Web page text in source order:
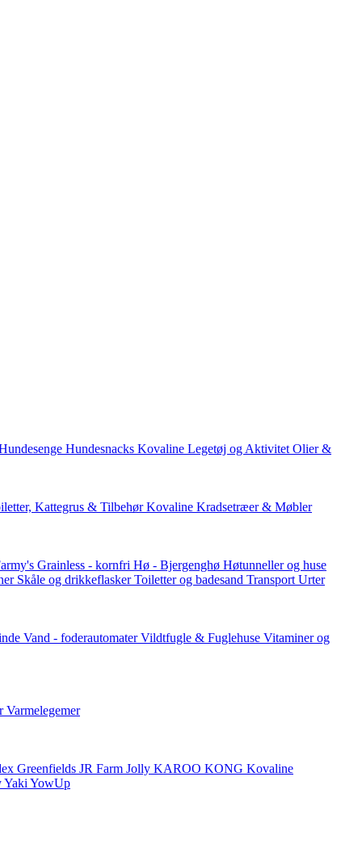
Hundesnacks Kovaline Legetøj og Aktivitet Olier &
Kattegrus & Tilbehør Kovaline Kradsetræer & Møbler
Grainless - kornfri Hø - Bjergenghø Høtunneller og huse
Skåle og drikkeflasker Toiletter og badesand Transport Urter
Vand - foderautomater Vildtfugle & Fuglehuse Vitaminer og
Varmelegemer
Greenfields JR Farm Jolly KAROO KONG Kovaline
Yaki YowUp